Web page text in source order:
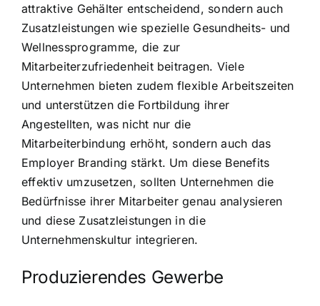
attraktive Gehälter entscheidend, sondern auch
Zusatzleistungen wie spezielle Gesundheits- und
Wellnessprogramme, die zur
Mitarbeiterzufriedenheit beitragen. Viele
Unternehmen bieten zudem flexible Arbeitszeiten
und unterstützen die Fortbildung ihrer
Angestellten, was nicht nur die
Mitarbeiterbindung erhöht, sondern auch das
Employer Branding stärkt. Um diese Benefits
effektiv umzusetzen, sollten Unternehmen die
Bedürfnisse ihrer Mitarbeiter genau analysieren
und diese Zusatzleistungen in die
Unternehmenskultur integrieren.
Produzierendes Gewerbe